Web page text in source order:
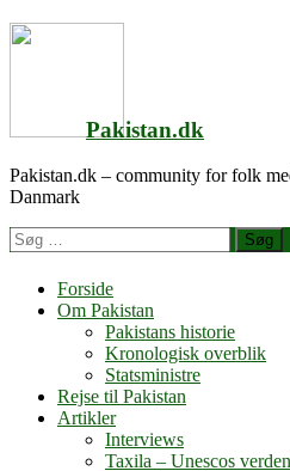
Videre
Pakistan.dk
Pakistan.dk – community for folk
Danmark
Søg
efter
Forside
Om Pakistan
Pakistans historie
Kronologisk overblik
Statsministre
Rejse til Pakistan
Artikler
Interviews
Taxila – Unescos